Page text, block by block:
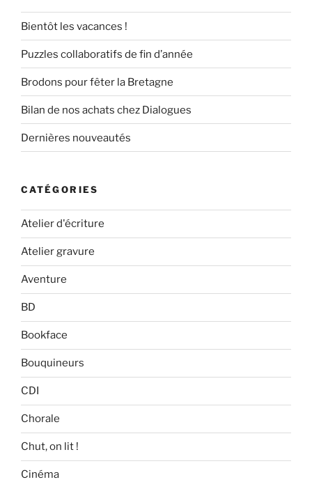
Bientôt les vacances !
Puzzles collaboratifs de fin d’année
Brodons pour fêter la Bretagne
Bilan de nos achats chez Dialogues
Dernières nouveautés
CATÉGORIES
Atelier d'écriture
Atelier gravure
Aventure
BD
Bookface
Bouquineurs
CDI
Chorale
Chut, on lit !
Cinéma